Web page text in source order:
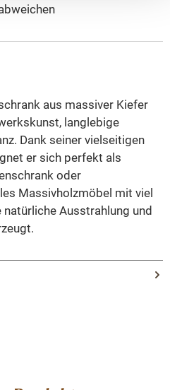
aus massiver Kiefer
langlebige
Dank seiner vielseitigen
er sich perfekt als
oder
Massivholzmöbel mit viel
Ausstrahlung und